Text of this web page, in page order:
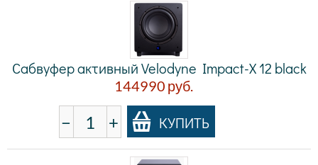
Сабвуфер активный Velodyne Impact-X 12 black
144990 руб.
− + КУПИТЬ